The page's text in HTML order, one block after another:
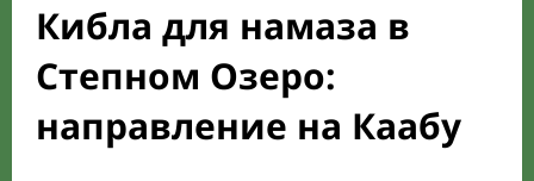
Кибла для намаза в
Степном Озеро:
направление на Каабу